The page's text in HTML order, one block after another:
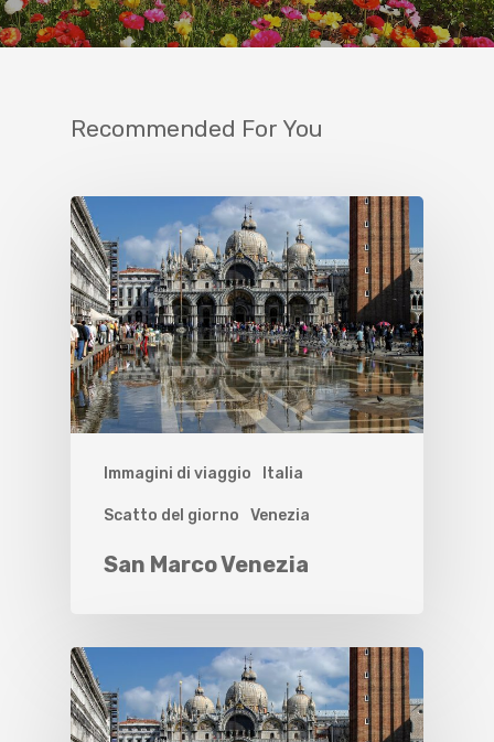
Recommended For You
Immagini di viaggio Italia
Scatto del giorno Venezia
San Marco Venezia